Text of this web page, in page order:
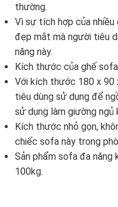
thường.
Vì sự tích hợp của
đẹp mắt mà người tiêu
năng này.
Kích thước của ghế sofa
Với kích thước 180 x 90
tiêu dùng sử dụng để
sử dụng làm giường ngủ
Kích thước nhỏ gọn,
chiếc sofa này trong
Sản phẩm sofa đa năng
100kg.